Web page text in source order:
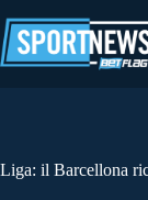
al
contenuto
Liga: il Barcellona